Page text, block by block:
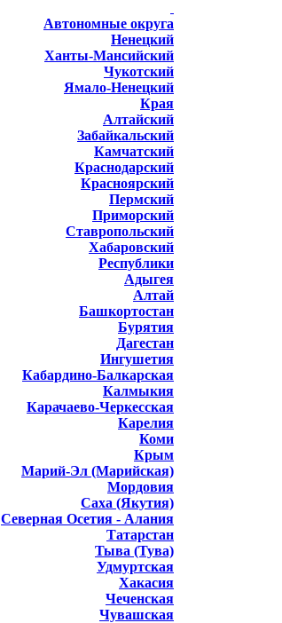
Автономные округа
Ненецкий
Ханты-Мансийский
Чукотский
Ямало-Ненецкий
Края
Алтайский
Забайкальский
Камчатский
Краснодарский
Красноярский
Пермский
Приморский
Ставропольский
Хабаровский
Республики
Адыгея
Алтай
Башкортостан
Бурятия
Дагестан
Ингушетия
Кабардино-Балкарская
Калмыкия
Карачаево-Черкесская
Карелия
Коми
Крым
Марий-Эл (Марийская)
Мордовия
Саха (Якутия)
Северная Осетия - Алания
Татарстан
Тыва (Тува)
Удмуртская
Хакасия
Чеченская
Чувашская